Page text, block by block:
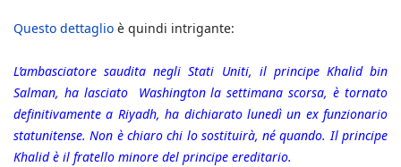
Questo dettaglio è quindi intrigante:
L’ambasciatore saudita negli Stati Uniti, il principe Khalid bin
Salman, ha lasciato Washington la settimana scorsa, è tornato
definitivamente a Riyadh, ha dichiarato lunedì un ex funzionario
statunitense. Non è chiaro chi lo sostituirà, né quando. Il principe
Khalid è il fratello minore del principe ereditario.